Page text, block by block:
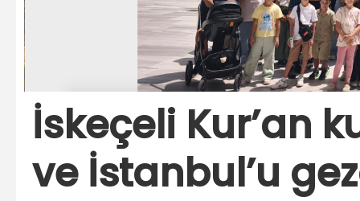
İskeçeli Kur’an
ve İstanbul’u